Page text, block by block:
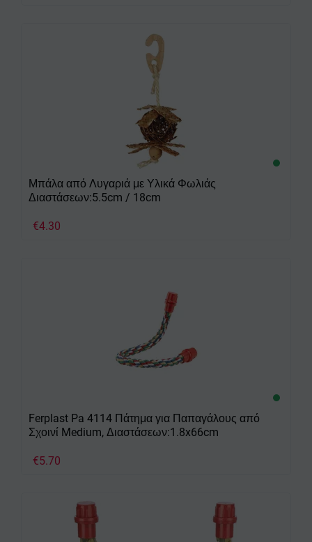
Μπάλα από Λυγαριά με Υλικά Φωλιάς
Διαστάσεων:5.5cm / 18cm
€4.30
Ferplast Pa 4114 Πάτημα για Παπαγάλους από
Σχοινί Medium, Διαστάσεων:1.8x66cm
€5.70